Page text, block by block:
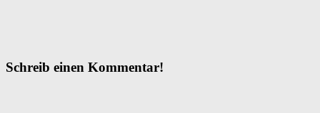
Schreib einen Kommentar!